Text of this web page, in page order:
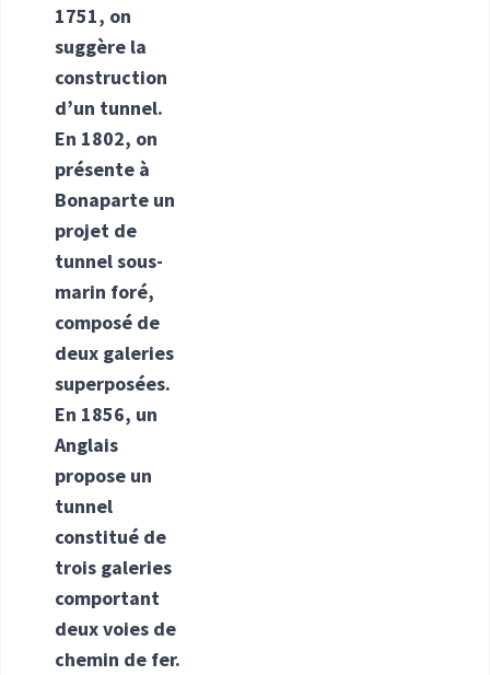
1751, on
suggère la
construction
d’un tunnel.
En 1802, on
présente à
Bonaparte un
projet de
tunnel sous-
marin foré,
composé de
deux galeries
superposées.
En 1856, un
Anglais
propose un
tunnel
constitué de
trois galeries
comportant
deux voies de
chemin de fer.